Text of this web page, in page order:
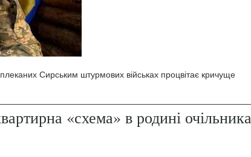
Сирським штурмових військах процвітає кричуще
«схема» в родині очільника